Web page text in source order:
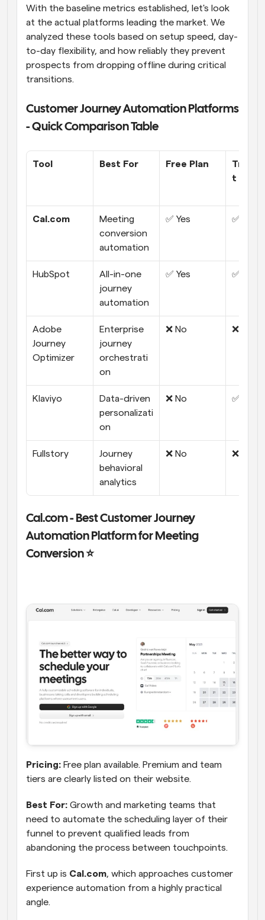
With the baseline metrics established, let's look
at the actual platforms leading the market. We
analyzed these tools based on setup speed, day-
to-day flexibility, and how reliably they prevent
prospects from dropping offline during critical
transitions.
Customer Journey Automation Platforms
- Quick Comparison Table
Tool Best For Free Plan
t
Cal.com
Meeting
conversion
automation
✅ Yes ✅ Yes
HubSpot
All-in-one
journey
automation
✅ Yes ✅ Yes
Adobe
Journey
Optimizer
Enterprise
journey
orchestrati
on
❌ No ❌ No
Klaviyo
Data-driven
personalizati
on
❌ No ✅ Yes
Fullstory
Journey
behavioral
analytics
❌ No ❌ No
Cal.com - Best Customer Journey
Automation Platform for Meeting
Conversion ⭐
Pricing: Free plan available. Premium and team
tiers are clearly listed on their website.
Best For: Growth and marketing teams that
need to automate the scheduling layer of their
funnel to prevent qualified leads from
abandoning the process between touchpoints.
First up is Cal.com, which approaches customer
experience automation from a highly practical
angle.